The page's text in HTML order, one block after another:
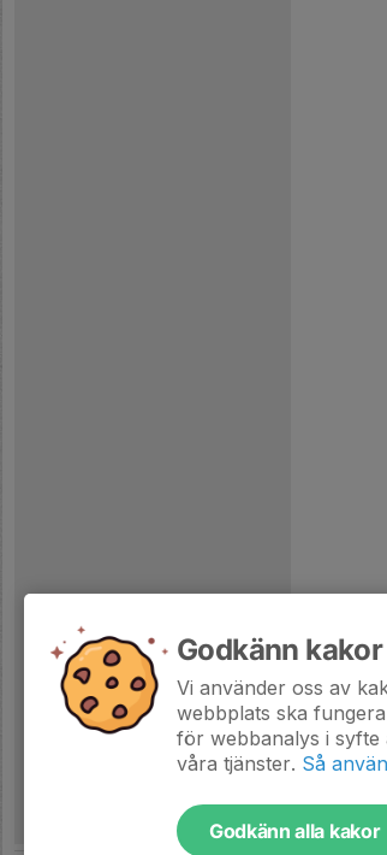
Godkänn kakor
Vi använder oss av
webbplats ska
för webbanalys i
våra tjänster. Så
Godkänn alla kakor